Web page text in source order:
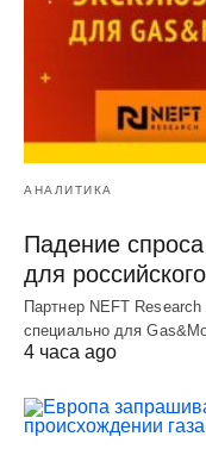
АНАЛИТИКА
Падение
для
Партнер NEFT
специально для
4 часа ago